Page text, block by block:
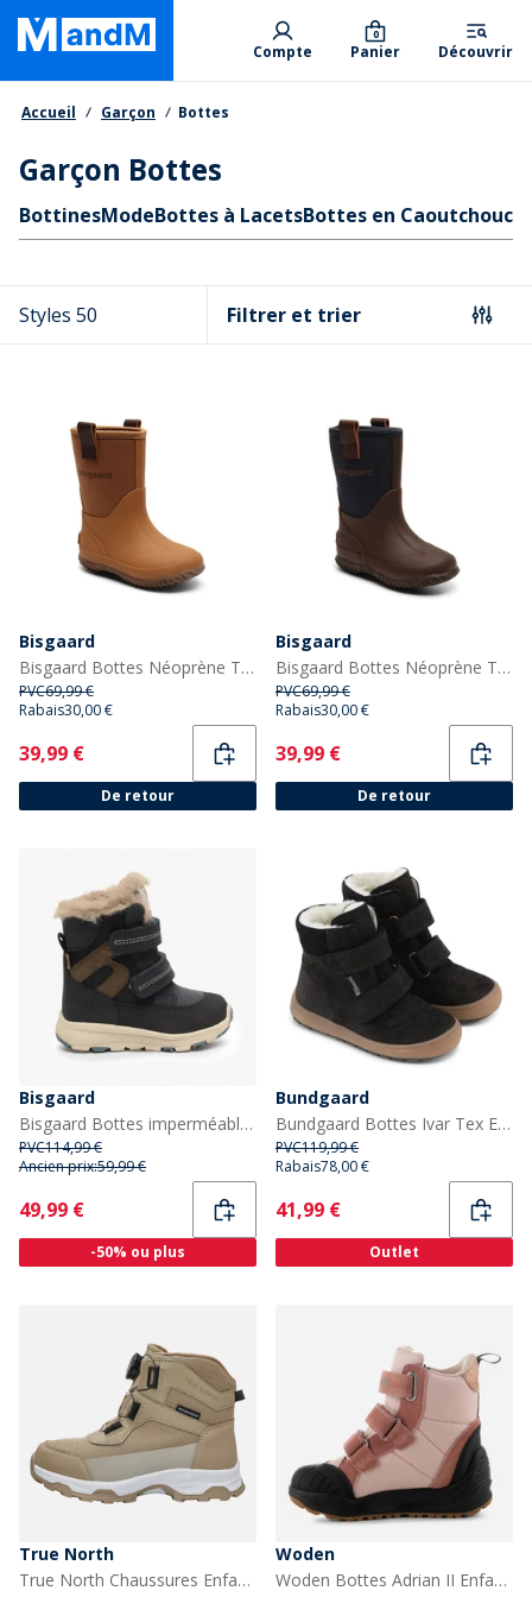
Skip
main
content
Primary departments
Compte Panier
0
Découvrir
Fil d'Ariane
Accueil Garçon Bottes
Garçon Bottes
Liens rapides
BottinesModeBottes à LacetsBottes en Caoutchouc
Styles 50 Filtrer et trier
Bisgaard
Bisgaard Bottes Néoprène Thermo Enfant Camel
PVC69,99 €
Rabais30,00 €
Current
39,99 €
De retour
Bisgaard
Bisgaard Bottes Néoprène Thermiques Enfant Marine
PVC69,99 €
Rabais30,00 €
Current
39,99 €
De retour
Bisgaard
Bisgaard Bottes imperméables Tex Spencer Enfant Navy
PVC114,99 €
Ancien prix:59,99 €
Current
49,99 €
-50% ou plus
Bundgaard
Bundgaard Bottes Ivar Tex Enfant Noir
PVC119,99 €
Rabais78,00 €
Current
41,99 €
Outlet
True North
True North Chaussures Enfant Tempête de Neige Sable
Woden
Woden Bottes Adrian II Enfant 849 Ballerina